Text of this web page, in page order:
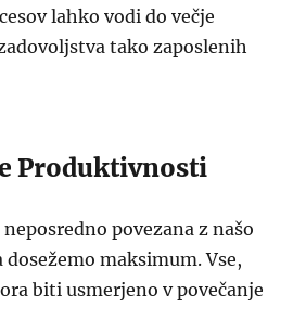
lahko vodi do večje
tako zaposlenih
Produktivnosti
povezana z našo
maksimum. Vse,
biti usmerjeno v povečanje